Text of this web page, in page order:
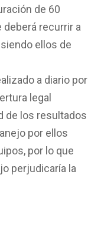
de 60
deberá recurrir a
ellos de
a diario por
legal
de los resultados
por ellos
por lo que
perjudicaría la